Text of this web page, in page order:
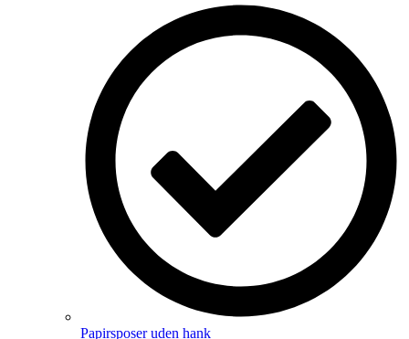
Papirsposer uden hank